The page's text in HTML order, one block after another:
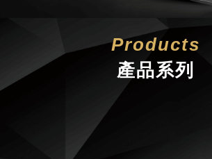
Products
產品系列